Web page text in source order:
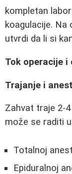
kompletan
koagulacije. Na
utvrdi da li si
Tok operacije i
Trajanje i
Zahvat traje 2-
može se raditi
Totalnoj
Epiduralnoj